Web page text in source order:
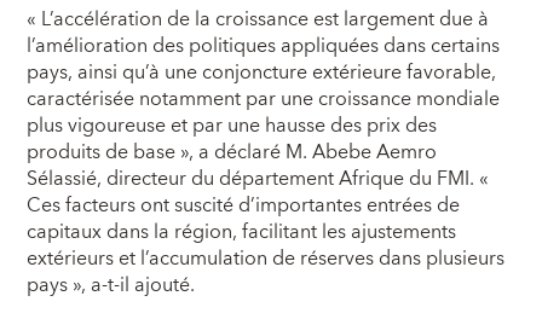
« L’accélération de la croissance est largement due à
l’amélioration des politiques appliquées dans certains
pays, ainsi qu’à une conjoncture extérieure favorable,
caractérisée notamment par une croissance mondiale
plus vigoureuse et par une hausse des prix des
produits de base », a déclaré M. Abebe Aemro
Sélassié, directeur du département Afrique du FMI. «
Ces facteurs ont suscité d’importantes entrées de
capitaux dans la région, facilitant les ajustements
extérieurs et l’accumulation de réserves dans plusieurs
pays », a-t-il ajouté.